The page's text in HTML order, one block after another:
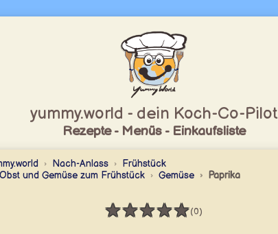
yummy.world - dein Koch-Co-Pilot
Rezepte - Menüs - Einkaufsliste
Nach-Anlass
Frühstück
und Gemüse zum Frühstück
Gemüse Paprika
★★★★★
Bewertung: 0 / 5
(0)